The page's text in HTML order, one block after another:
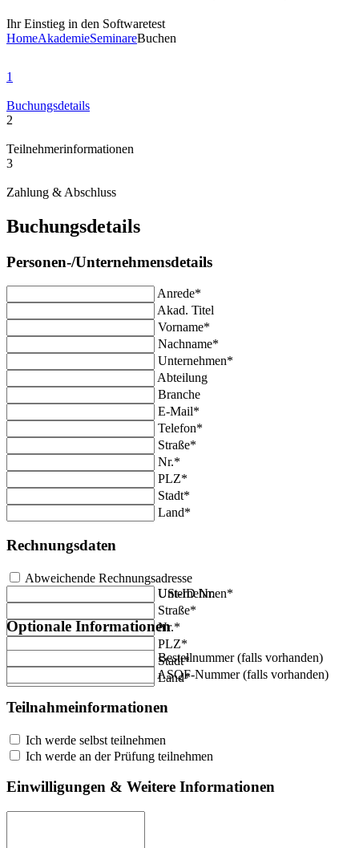
Ihr Einstieg in den Softwaretest
HomeAkademieSeminareBuchen
1
Buchungsdetails
2
Teilnehmerinformationen
3
Zahlung & Abschluss
Buchungsdetails
Personen-/Unternehmensdetails
Anrede*
Akad. Titel
Vorname*
Nachname*
Unternehmen*
Abteilung
Branche
E-Mail*
Telefon*
Straße*
Nr.*
PLZ*
Stadt*
Land*
Rechnungsdaten
Abweichende Rechnungsadresse
Unternehmen*
Straße*
Nr.*
PLZ*
Stadt*
Land*
USt-ID Nr.
Optionale Informationen
Bestellnummer (falls vorhanden)
ASQF-Nummer (falls vorhanden)
Teilnahmeinformationen
Ich werde selbst teilnehmen
Ich werde an der Prüfung teilnehmen
Einwilligungen & Weitere Informationen